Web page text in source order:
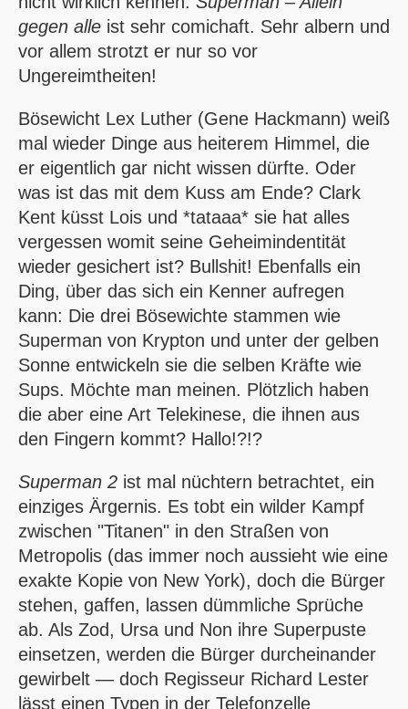
gegen alle ist sehr comichaft. Sehr albern und
vor allem strotzt er nur so vor
Ungereimtheiten!
Bösewicht Lex Luther (Gene Hackmann) weiß
mal wieder Dinge aus heiterem Himmel, die
er eigentlich gar nicht wissen dürfte. Oder
was ist das mit dem Kuss am Ende? Clark
Kent küsst Lois und *tataaa* sie hat alles
vergessen womit seine Geheimindentität
wieder gesichert ist? Bullshit! Ebenfalls ein
Ding, über das sich ein Kenner aufregen
kann: Die drei Bösewichte stammen wie
Superman von Krypton und unter der gelben
Sonne entwickeln sie die selben Kräfte wie
Sups. Möchte man meinen. Plötzlich haben
die aber eine Art Telekinese, die ihnen aus
den Fingern kommt? Hallo!?!?
Superman 2 ist mal nüchtern betrachtet, ein
einziges Ärgernis. Es tobt ein wilder Kampf
zwischen "Titanen" in den Straßen von
Metropolis (das immer noch aussieht wie eine
exakte Kopie von New York), doch die Bürger
stehen, gaffen, lassen dümmliche Sprüche
ab. Als Zod, Ursa und Non ihre Superpuste
einsetzen, werden die Bürger durcheinander
gewirbelt — doch Regisseur Richard Lester
lässt einen Typen in der Telefonzelle